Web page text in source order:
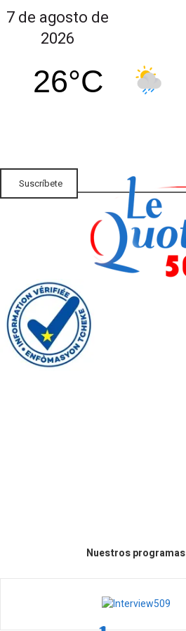
7 de agosto de
2026
26°C
Suscríbete
Nuestros programas